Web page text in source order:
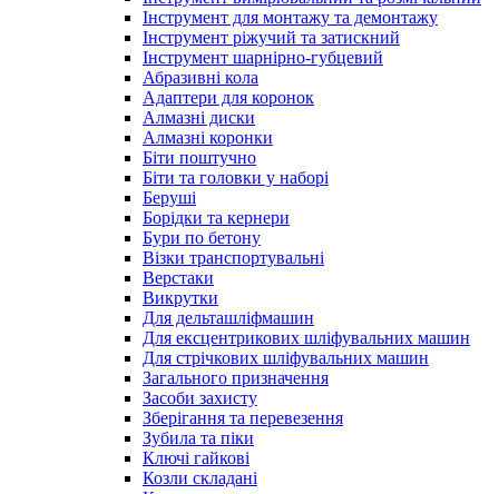
Інструмент для монтажу та демонтажу
Інструмент ріжучий та затискний
Інструмент шарнірно-губцевий
Абразивні кола
Адаптери для коронок
Алмазні диски
Алмазні коронки
Біти поштучно
Біти та головки у наборі
Беруші
Борідки та кернери
Бури по бетону
Візки транспортувальні
Верстаки
Викрутки
Для дельташліфмашин
Для ексцентрикових шліфувальних машин
Для стрічкових шліфувальних машин
Загального призначення
Засоби захисту
Зберігання та перевезення
Зубила та піки
Ключі гайкові
Козли складані